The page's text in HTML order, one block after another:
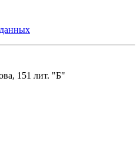
151 лит. "Б"